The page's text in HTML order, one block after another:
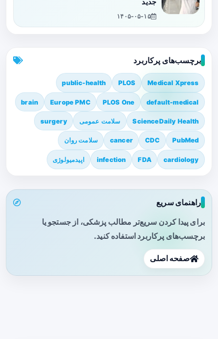
جدید
۱۴۰۵-۰۵-۱۵
برچسب‌های پرکاربرد
Medical Xpress
PLOS
public-health
default-medical
PLOS One
Europe PMC
brain
ScienceDaily Health سلامت عمومی surgery
PubMed
CDC
cancer سلامت روان
cardiology
FDA
infection اپیدمیولوژی
راهنمای سریع
برای پیدا کردن سریع‌تر مطالب پزشکی، از جستجو یا
برچسب‌های پرکاربرد استفاده کنید.
صفحه اصلی